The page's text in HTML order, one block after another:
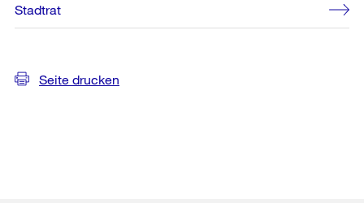
Stadtrat
Seite drucken